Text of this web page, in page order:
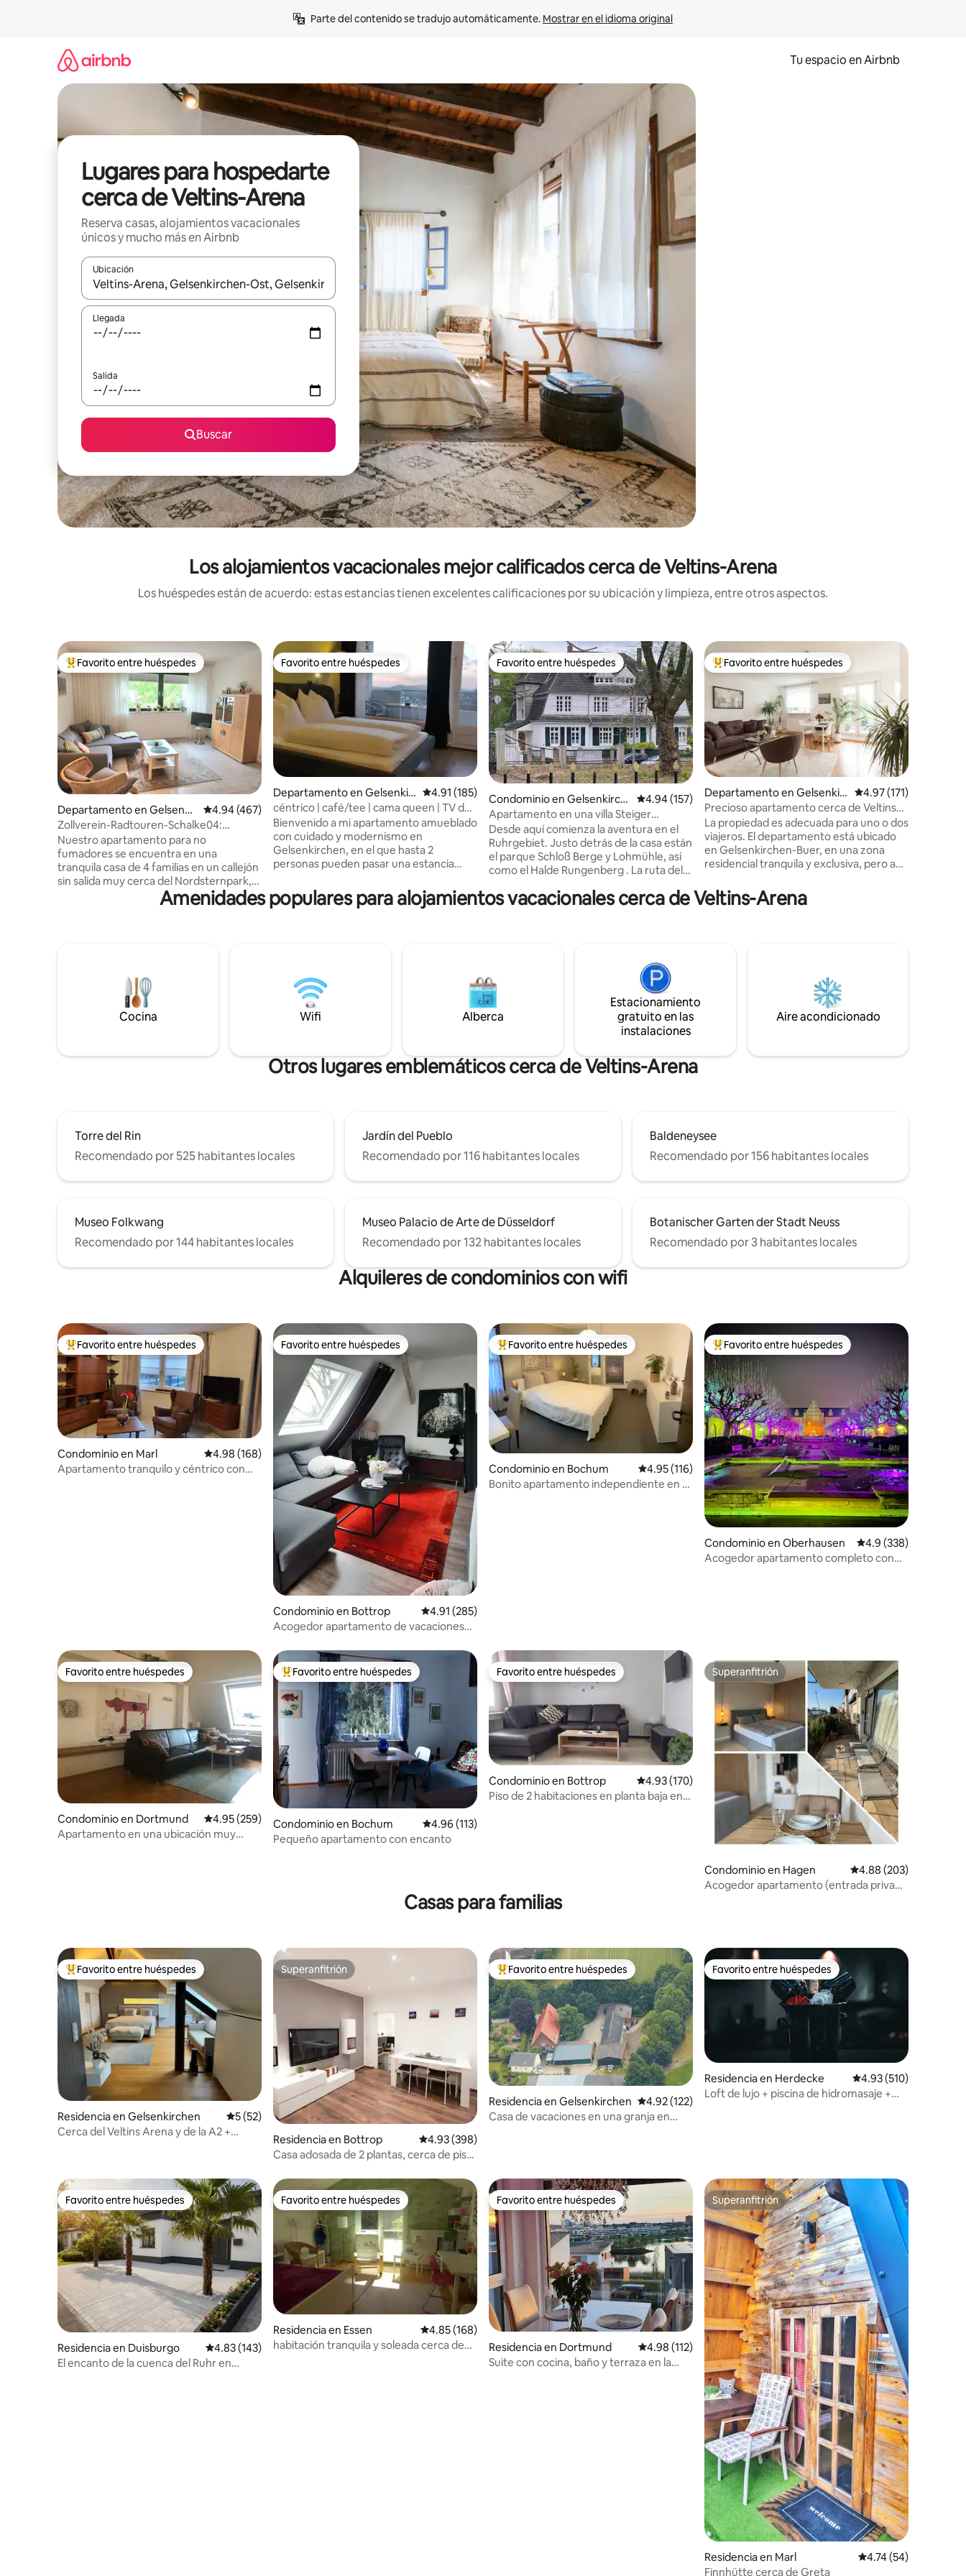
Parte del contenido se tradujo automáticamente. Mostrar en el idioma original
Tu espacio en Airbnb
Lugares para hospedarte
cerca de Veltins-Arena
Reserva casas, alojamientos vacacionales
únicos y mucho más en Airbnb
Ubicación
Cuando los resultados estén disponibles, podrás navegar usando las teclas de las flechas hacia arriba y hacia abajo, o bien tocando y deslizando la pantalla.
Llegada
Salida
Buscar
Los alojamientos vacacionales mejor calificados cerca de Veltins-Arena
Los huéspedes están de acuerdo: estas estancias tienen excelentes calificaciones por su ubicación y limpieza, entre otros aspectos.
De los mejores en Favorito entre huéspedes
Favorito entre huéspedes
Departamento en Gelsenkir
chen
Calificación promedio: 4.94 de 5; 467 evaluaciones
4.94 (467)
Zollverein-Radtouren-Schalke04:
¡Central y tranquilo!
Nuestro apartamento para no
fumadores se encuentra en una
tranquila casa de 4 familias en un callejón
sin salida muy cerca del Nordsternpark,
punto de partida de muchos recorridos
en bicicleta (ruta industrial). A unos 4 km
parque paisajístico de Duisburgo, al
centro comercial Centr O, y a muchos
otros lugares. En Gelsenkirchen: Veltins-
Arena (Schalke-Arena), el zoológico
Favorito entre huéspedes
Favorito entre huéspedes
Departamento en Gelsenkir
chen
Calificación promedio: 4.91 de 5; 185 evaluaciones
4.91 (185)
céntrico | café/tee | cama queen | TV de
65pulgadas | Balcón
Bienvenido a mi apartamento amueblado
con cuidado y modernismo en
Gelsenkirchen, en el que hasta 2
personas pueden pasar una estancia
Gelsenkirchen, por lo que puedes llegar a
tus destinos en muy poco tiempo,
adyacente. Si llegas en auto, el
estacionamiento en los alrededores
cercanos es gratuito. Espero con ansia tu
Favorito entre huéspedes
Favorito entre huéspedes
Condominio en Gelsenkirch
en
Calificación promedio: 4.94 de 5; 157 evaluaciones
4.94 (157)
Apartamento en una villa Steiger
Gelsenkirchen Buer
Desde aquí comienza la aventura en el
Ruhrgebiet. Justo detrás de la casa están
el parque Schloß Berge y Lohmühle, así
como el Halde Rungenberg . La ruta del
también se puede llegar a pie al Veltins-
un largo día, podréis descansar en
nuestro espacioso apartamento familiar.
Esperamos contar con vuestra presencia
De los mejores en Favorito entre huéspedes
Favorito entre huéspedes
Departamento en Gelsenkir
chen
Calificación promedio:
4.97 (171)
Precioso apartamento cerca de Veltins
Arena
La propiedad es adecuada para uno o dos
viajeros. El departamento está ubicado
en Gelsenkirchen-Buer, en una zona
residencial tranquila y exclusiva, pero a
ciudad de Buer. Descripción: -
Departamento luminoso de 2
bibliotecas multimedia - aire
acondicionado - Agua, café y té
Amenidades populares para alojamientos vacacionales cerca de Veltins-Arena
Cocina Wifi Alberca
Estacionamiento
gratuito en las
instalaciones
Aire acondicionado
Otros lugares emblemáticos cerca de Veltins-Arena
Torre del Rin
Recomendado por 525 habitantes locales
Jardín del Pueblo
Recomendado por 116 habitantes locales
Baldeneysee
Recomendado por 156 habitantes locales
Museo Folkwang
Recomendado por 144 habitantes locales
Museo Palacio de Arte de Düsseldorf
Recomendado por 132 habitantes locales
Botanischer Garten der Stadt Neuss
Recomendado por 3 habitantes locales
Alquileres de condominios con wifi
De los mejores en Favorito entre huéspedes
Favorito entre huéspedes
Condominio en Marl Calificación promedio: 4.98 de 5; 168 evaluaciones
4.98 (168)
Apartamento tranquilo y céntrico con
Favorito entre huéspedes
Favorito entre huéspedes
Condominio en Bottrop Calificación promedio: 4.91 de 5; 285 evaluaciones
4.91 (285)
Acogedor apartamento de vacaciones
De los mejores en Favorito entre huéspedes
Favorito entre huéspedes
Condominio en Bochum Calificación promedio: 4.95 de 5; 116 evaluaciones
4.95 (116)
Bonito apartamento independiente en el
De los mejores en Favorito entre huéspedes
Favorito entre huéspedes
Condominio en Oberhausen Calificación
4.9 (338)
Acogedor apartamento completo con
Favorito entre huéspedes
Favorito entre huéspedes
Condominio en Dortmund Calificación promedio: 4.95 de 5; 259 evaluaciones
4.95 (259)
Apartamento en una ubicación muy
De los mejores en Favorito entre huéspedes
Favorito entre huéspedes
Condominio en Bochum Calificación promedio: 4.96 de 5; 113 evaluaciones
4.96 (113)
Pequeño apartamento con encanto
Favorito entre huéspedes
Favorito entre huéspedes
Condominio en Bottrop Calificación promedio: 4.93 de 5; 170 evaluaciones
4.93 (170)
Piso de 2 habitaciones en planta baja en
Superanfitrión
Superanfitrión
Condominio en Hagen Calificación promedio:
4.88 (203)
Acogedor apartamento (entrada privada
Casas para familias
De los mejores en Favorito entre huéspedes
Favorito entre huéspedes
Residencia en Gelsenkirchen Calificación promedio: 5 de 5; 52 evaluaciones
5 (52)
Cerca del Veltins Arena y de la A2 +
Superanfitrión
Superanfitrión
Residencia en Bottrop Calificación promedio: 4.93 de 5; 398 evaluaciones
4.93 (398)
Casa adosada de 2 plantas, cerca de pista
De los mejores en Favorito entre huéspedes
Favorito entre huéspedes
Residencia en Gelsenkirchen Calificación promedio: 4.92 de 5; 122 evaluaciones
4.92 (122)
Casa de vacaciones en una granja en
Favorito entre huéspedes
Favorito entre huéspedes
Residencia en Herdecke Calificación promedio:
4.93 (510)
Loft de lujo + piscina de hidromasaje +
Favorito entre huéspedes
Favorito entre huéspedes
Residencia en Duisburgo Calificación promedio: 4.83 de 5; 143 evaluaciones
4.83 (143)
El encanto de la cuenca del Ruhr en
Favorito entre huéspedes
Favorito entre huéspedes
Residencia en Essen Calificación promedio: 4.85 de 5; 168 evaluaciones
4.85 (168)
habitación tranquila y soleada cerca de
Favorito entre huéspedes
Favorito entre huéspedes
Residencia en Dortmund Calificación promedio: 4.98 de 5; 112 evaluaciones
4.98 (112)
Suite con cocina, baño y terraza en la
Superanfitrión
Superanfitrión
Residencia en Marl Calificación
4.74 (54)
Finnhütte cerca de Greta